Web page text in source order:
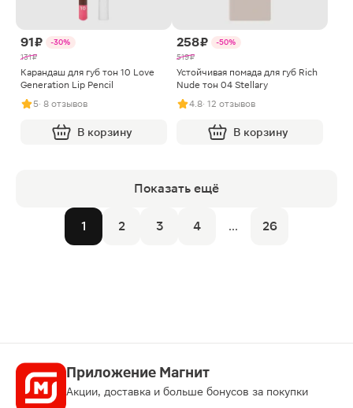
91 ₽
-30%
131 ₽
Карандаш для губ тон 10 Love
Generation Lip Pencil
5· 8 отзывов
В корзину
258 ₽
-50%
519 ₽
Устойчивая помада для губ Rich
Nude тон 04 Stellary
4.8· 12 отзывов
В корзину
Показать ещё
1 2 3 4 ... 26
Приложение Магнит
Акции, доставка и больше бонусов за покупки